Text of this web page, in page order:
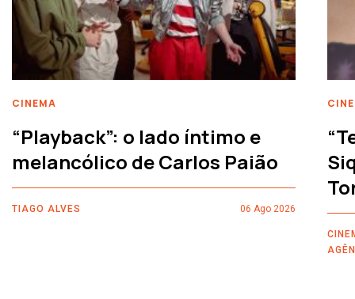
CINEMA
“Playback”: o lado íntimo e
melancólico de Carlos Paião
TIAGO ALVES 06 Ago 2026